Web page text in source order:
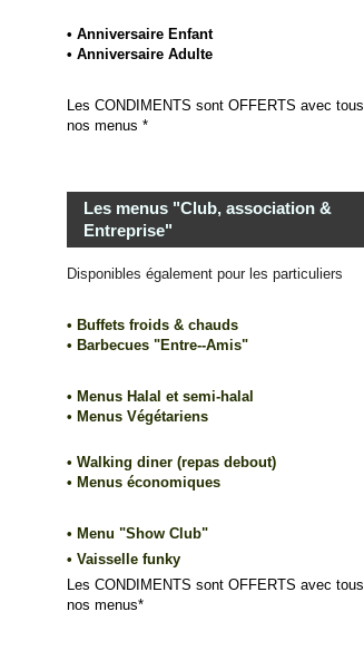
• Anniversaire Enfant
• Anniversaire Adulte
Les CONDI MENTS sont OFFERTS avec tous
nos menus *
Les menus "Club, association &
Entreprise"
Disponibles également pour les particuliers
• Buffets froids & chauds
• Barbecues "Entre--Amis"
• Menus Halal et semi-halal
• Menus Végétariens
• Walking diner (repas debout)
• Menus économiques
• Menu "Show Club"
• Vaisselle funky
Les CONDIMENTS sont OFFERTS avec tous
nos menus*